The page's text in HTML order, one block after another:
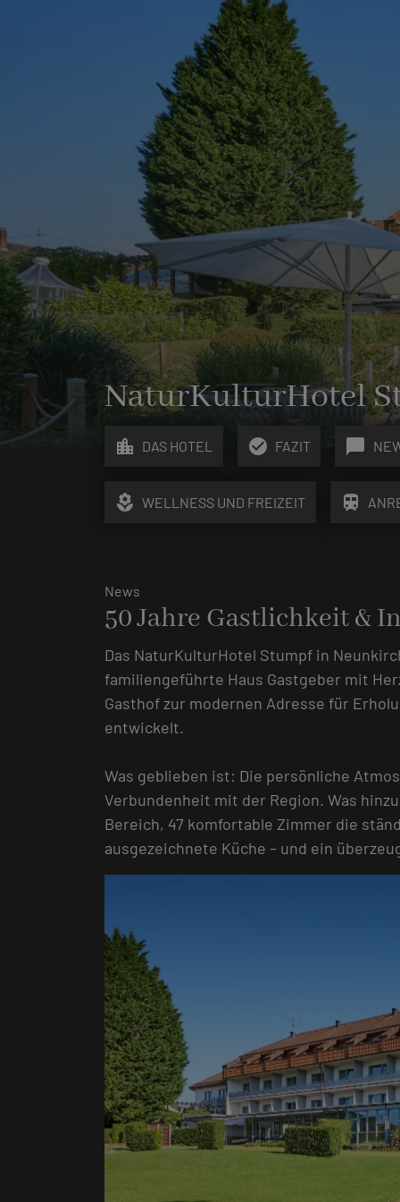
NaturKulturHotel
location_city DAS HOTEL check_circle FAZIT chat_bubble
local_florist WELLNESS UND FREIZEIT train
News
50 Jahre Gastlichkeit &
Das NaturKulturHotel Stumpf in
familiengeführte Haus Gastgeber mit
Gasthof zur modernen Adresse für
entwickelt.
Was geblieben ist: Die persönliche
Verbundenheit mit der Region. Was
Bereich, 47 komfortable Zimmer die
ausgezeichnete Küche – und ein